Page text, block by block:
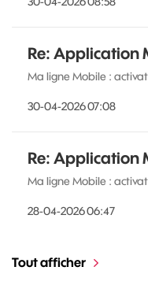
Re: Application
Ma ligne Mobile :
‎30-04-202607:08
Re: Application
Ma ligne Mobile :
‎28-04-202606:47
Tout afficher